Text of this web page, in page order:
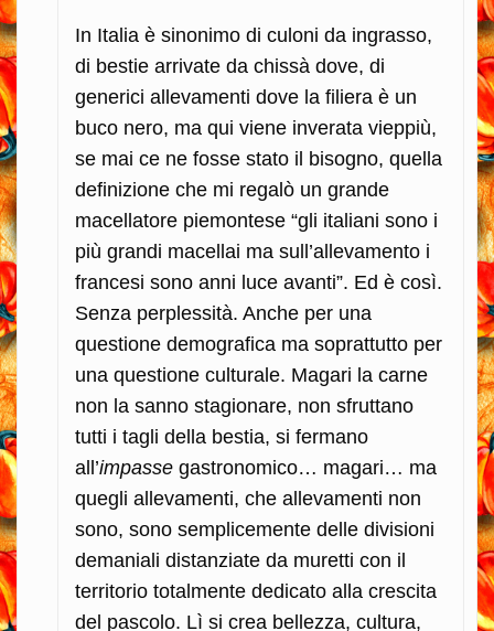
In Italia è sinonimo di culoni da ingrasso,
di bestie arrivate da chissà dove, di
generici allevamenti dove la filiera è un
buco nero, ma qui viene inverata vieppiù,
se mai ce ne fosse stato il bisogno, quella
definizione che mi regalò un grande
macellatore piemontese “gli italiani sono i
più grandi macellai ma sull’allevamento i
francesi sono anni luce avanti”. Ed è così.
Senza perplessità. Anche per una
questione demografica ma soprattutto per
una questione culturale. Magari la carne
non la sanno stagionare, non sfruttano
tutti i tagli della bestia, si fermano
all’impasse gastronomico… magari… ma
quegli allevamenti, che allevamenti non
sono, sono semplicemente delle divisioni
demaniali distanziate da muretti con il
territorio totalmente dedicato alla crescita
del pascolo. Lì si crea bellezza, cultura,